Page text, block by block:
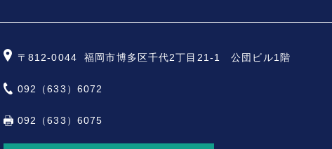
〒812-0044 福岡市博多区千代2丁目21-1 公団ビル1階
092（633）6072
092（633）6075